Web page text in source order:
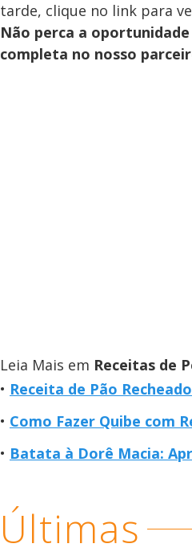
tarde, clique no link para
Não perca a
completa no nosso
Leia Mais em Receitas de
Receita de Pão
Como Fazer Quibe com
Batata à Dorê Macia:
Últimas